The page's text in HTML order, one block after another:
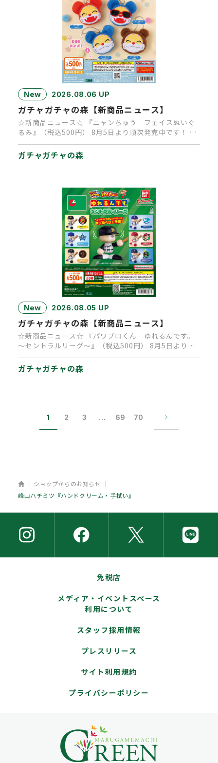
New 2026.08.06 UP
ガチャガチャの森【新商品ニュース】
☆新商品ニュース☆ 『ニャンちゅう フェイスぬいぐ
るみ』（税込500円） 8月5日より順次発売中です！ 大
ガチャガチャの森
New 2026.08.05 UP
ガチャガチャの森【新商品ニュース】
☆新商品ニュース☆ 『パワブロくん ゆれるんです。
～セントラルリーグ～』（税込500円） 8月5日より順
ガチャガチャの森
1 2 3 … 69 70
ホーム
ショップからのお知らせ
峰山ハチミツ『ハンドクリーム・手拭い』
免税店
メディア・イベントスペース
利用について
スタッフ採用情報
プレスリリース
サイト利用規約
プライバシーポリシー